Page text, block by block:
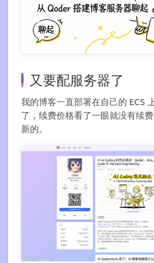
又要配服务器了
我的博客一直部署在自己的 ECS
了，续费价格看了一眼就没有续
新的。